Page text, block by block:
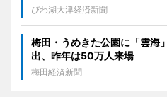
びわ湖大津経済新聞
梅田・うめきた公園に「雲
出、昨年は50万人来場
梅田経済新聞